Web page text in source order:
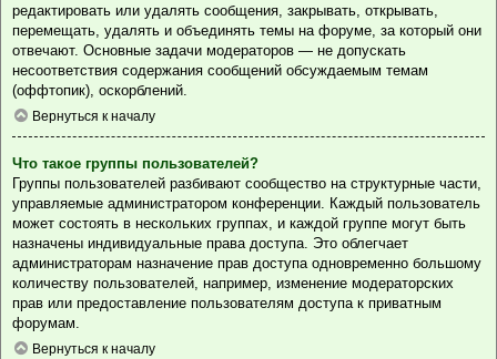
редактировать или удалять сообщения, закрывать, открывать,
перемещать, удалять и объединять темы на форуме, за который они
отвечают. Основные задачи модераторов — не допускать
несоответствия содержания сообщений обсуждаемым темам
(оффтопик), оскорблений.
Вернуться к началу
Что такое группы пользователей?
Группы пользователей разбивают сообщество на структурные части,
управляемые администратором конференции. Каждый пользователь
может состоять в нескольких группах, и каждой группе могут быть
назначены индивидуальные права доступа. Это облегчает
администраторам назначение прав доступа одновременно большому
количеству пользователей, например, изменение модераторских
прав или предоставление пользователям доступа к приватным
форумам.
Вернуться к началу